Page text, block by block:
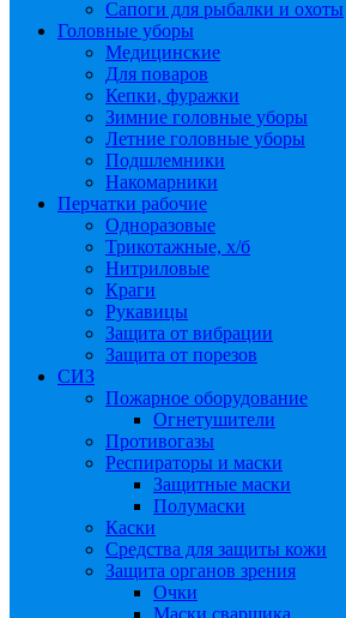
Сапоги для рыбалки и охоты
Головные уборы
Медицинские
Для поваров
Кепки, фуражки
Зимние головные уборы
Летние головные уборы
Подшлемники
Накомарники
Перчатки рабочие
Одноразовые
Трикотажные, х/б
Нитриловые
Краги
Рукавицы
Защита от вибрации
Защита от порезов
СИЗ
Пожарное оборудование
Огнетушители
Противогазы
Респираторы и маски
Защитные маски
Полумаски
Каски
Средства для защиты кожи
Защита органов зрения
Очки
Маски сварщика